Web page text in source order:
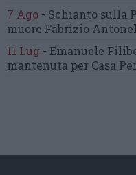
7 Ago - Schianto sulla
muore Fabrizio
11 Lug - Emanuele
mantenuta per Casa